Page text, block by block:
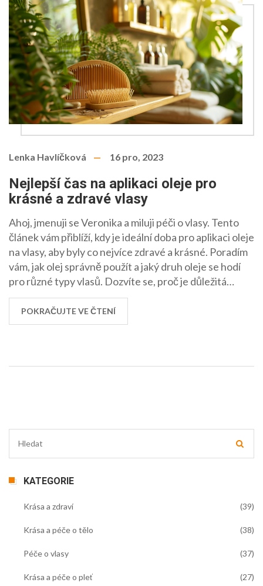
Lenka Havlíčková 16 pro, 2023
Nejlepší čas na aplikaci oleje pro
krásné a zdravé vlasy
Ahoj, jmenuji se Veronika a miluji péči o vlasy. Tento
článek vám přiblíží, kdy je ideální doba pro aplikaci oleje
na vlasy, aby byly co nejvíce zdravé a krásné. Poradím
vám, jak olej správně použít a jaký druh oleje se hodí
pro různé typy vlasů. Dozvíte se, proč je důležitá
pravidelnost a jak vám správné načasování může
pomoci dosáhnout nejlepších výsledků. Nenechte si
ujít moje tipy a triky, jak vaše vlasy rozzářit přirozenou
POKRAČUJTE VE ČTENÍ
KATEGORIE
Krása a zdraví (39)
Krása a péče o tělo (38)
Péče o vlasy (37)
Krása a péče o pleť (27)